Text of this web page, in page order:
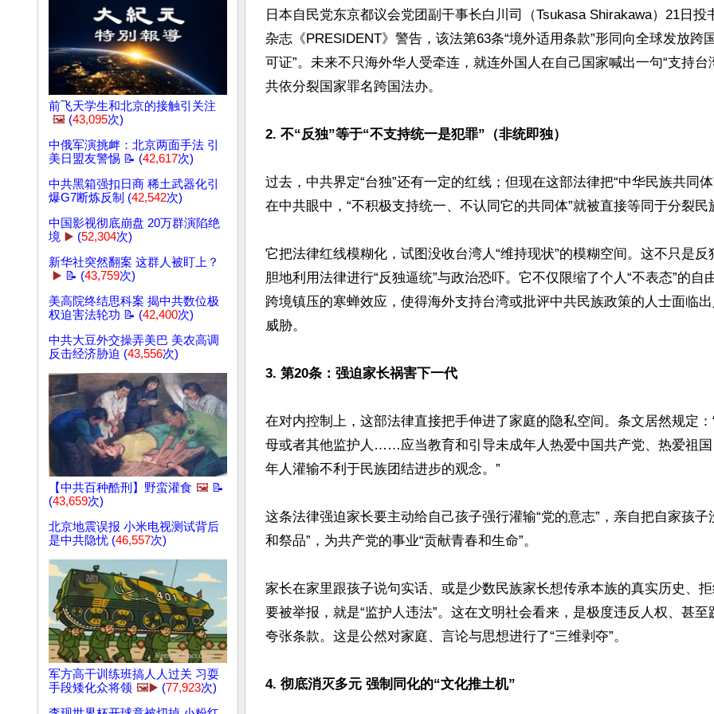
前飞天学生和北京的接触引关注
🖼️ (43,095次)
中俄军演挑衅：北京两面手法 引
美日盟友警惕 📝 (42,617次)
中共黑箱强扣日商 稀土武器化引
爆G7断炼反制 (42,542次)
中国影视彻底崩盘 20万群演陷绝
境 ▶️ (52,304次)
新华社突然翻案 这群人被盯上？
▶️ 📝 (43,759次)
美高院终结思科案 揭中共数位极
权迫害法轮功 📝 (42,400次)
中共大豆外交操弄美巴 美农高调
反击经济胁迫 (43,556次)
【中共百种酷刑】野蛮灌食 🖼️ 📝
(43,659次)
北京地震误报 小米电视测试背后
是中共隐忧 (46,557次)
军方高干训练班搞人人过关 习耍
手段矮化众将领 🖼️▶️ (77,923次)
日本自民党东京都议会党团副干事长白川司（Tsukasa Shirakawa）21日投
杂志《PRESIDENT》警告，该法第63条“境外适用条款”形同向全球发放跨
可证”。未来不只海外华人受牵连，就连外国人在自己国家喊出一句“支持台
共依分裂国家罪名跨国法办。
2. 不“反独”等于“不支持统一是犯罪”（非统即独）
过去，中共界定“台独”还有一定的红线；但现在这部法律把“中华民族共同
在中共眼中，“不积极支持统一、不认同它的共同体”就被直接等同于分裂民
它把法律红线模糊化，试图没收台湾人“维持现状”的模糊空间。这不只是反
胆地利用法律进行“反独逼统”与政治恐吓。它不仅限缩了个人“不表态”的自
跨境镇压的寒蝉效应，使得海外支持台湾或批评中共民族政策的人士面临
威胁。
3. 第20条：强迫家长祸害下一代
在对内控制上，这部法律直接把手伸进了家庭的隐私空间。条文居然规定
母或者其他监护人……应当教育和引导未成年人热爱中国共产党、热爱祖
年人灌输不利于民族团结进步的观念。”
这条法律强迫家长要主动给自己孩子强行灌输“党的意志”，亲自把自家孩子
和祭品”，为共产党的事业“贡献青春和生命”。
家长在家里跟孩子说句实话、或是少数民族家长想传承本族的真实历史、
要被举报，就是“监护人违法”。这在文明社会看来，是极度违反人权、甚至
夸张条款。这是公然对家庭、言论与思想进行了“三维剥夺”。
4. 彻底消灭多元 强制同化的“文化推土机”